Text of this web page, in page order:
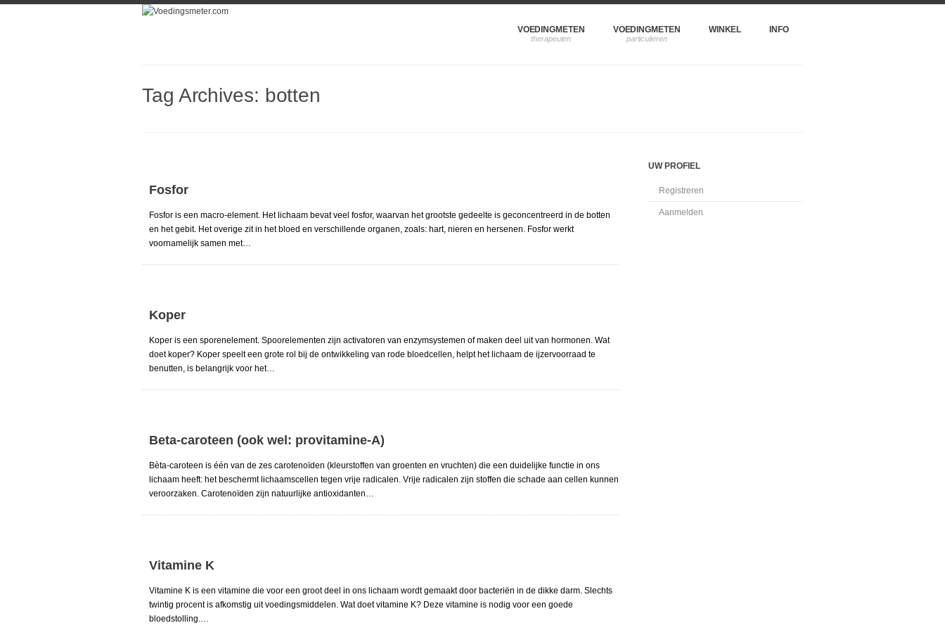
VOEDINGMETEN VOEDINGMETEN WINKEL INFO
Tag Archives: botten
Fosfor
Fosfor is een macro-element. Het lichaam bevat veel fosfor, waarvan het grootste gedeelte is geconcentreerd in de botten
en het gebit. Het overige zit in het bloed en verschillende organen, zoals: hart, nieren en hersenen. Fosfor werkt
voornamelijk samen met…
Koper
Koper is een sporenelement. Spoorelementen zijn activatoren van enzymsystemen of maken deel uit van hormonen. Wat
doet koper? Koper speelt een grote rol bij de ontwikkeling van rode bloedcellen, helpt het lichaam de ijzervoorraad te
benutten, is belangrijk voor het…
Beta-caroteen (ook wel: provitamine-A)
Bèta-caroteen is één van de zes carotenoïden (kleurstoffen van groenten en vruchten) die een duidelijke functie in ons
lichaam heeft: het beschermt lichaamscellen tegen vrije radicalen. Vrije radicalen zijn stoffen die schade aan cellen kunnen
veroorzaken. Carotenoïden zijn natuurlijke antioxidanten…
Vitamine K
Vitamine K is een vitamine die voor een groot deel in ons lichaam wordt gemaakt door bacteriën in de dikke darm. Slechts
twintig procent is afkomstig uit voedingsmiddelen. Wat doet vitamine K? Deze vitamine is nodig voor een goede
bloedstolling.…
UW PROFIEL
Registreren
Aanmelden